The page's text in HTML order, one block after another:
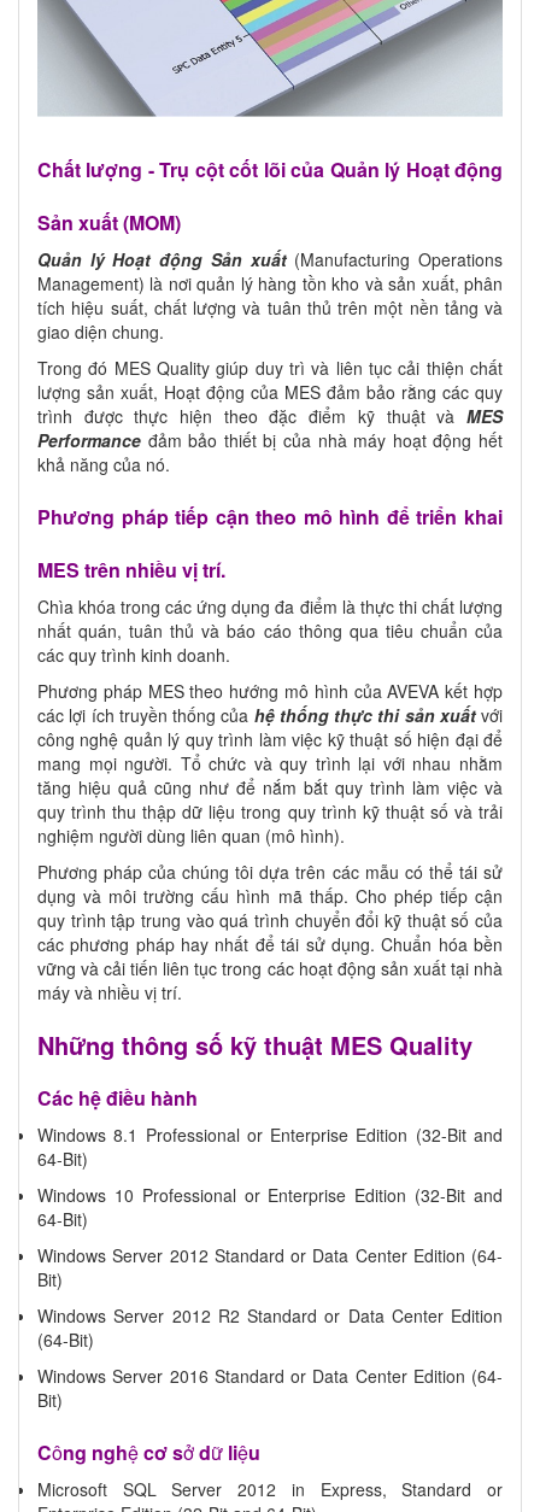
Chất lượng - Trụ cột cốt lõi của Quản lý Hoạt động
Sản xuất (MOM)
Quản lý Hoạt động Sản xuất(Manufacturing Operations
Management) là nơi quản lý hàng tồn kho và sản xuất, phân
tích hiệu suất, chất lượng và tuân thủ trên một nền tảng và
giao diện chung.
Trong đó MES Quality giúp duy trì và liên tục cải thiện chất
lượng sản xuất, Hoạt động của MES đảm bảo rằng các quy
trình được thực hiện theo đặc điểm kỹ thuật và MES
Performance đảm bảo thiết bị của nhà máy hoạt động hết
khả năng của nó.
Phương pháp tiếp cận theo mô hình để triển khai
MES trên nhiều vị trí.
Chìa khóa trong các ứng dụng đa điểm là thực thi chất lượng
nhất quán, tuân thủ và báo cáo thông qua tiêu chuẩn của
các quy trình kinh doanh.
Phương pháp MES theo hướng mô hình của AVEVA kết hợp
các lợi ích truyền thống của hệ thống thực thi sản xuấtvới
công nghệ quản lý quy trình làm việc kỹ thuật số hiện đại để
mang mọi người. Tổ chức và quy trình lại với nhau nhằm
tăng hiệu quả cũng như để nắm bắt quy trình làm việc và
quy trình thu thập dữ liệu trong quy trình kỹ thuật số và trải
nghiệm người dùng liên quan (mô hình).
Phương pháp của chúng tôi dựa trên các mẫu có thể tái sử
dụng và môi trường cấu hình mã thấp. Cho phép tiếp cận
quy trình tập trung vào quá trình chuyển đổi kỹ thuật số của
các phương pháp hay nhất để tái sử dụng. Chuẩn hóa bền
vững và cải tiến liên tục trong các hoạt động sản xuất tại nhà
máy và nhiều vị trí.
Những thông số kỹ thuật MES Quality
Các hệ điều hành
Windows 8.1 Professional or Enterprise Edition (32-Bit and
64-Bit)
Windows 10 Professional or Enterprise Edition (32-Bit and
64-Bit)
Windows Server 2012 Standard or Data Center Edition (64-
Bit)
Windows Server 2012 R2 Standard or Data Center Edition
(64-Bit)
Windows Server 2016 Standard or Data Center Edition (64-
Bit)
Công nghệcơsởdữ liệu
Microsoft SQL Server 2012 in Express, Standard or